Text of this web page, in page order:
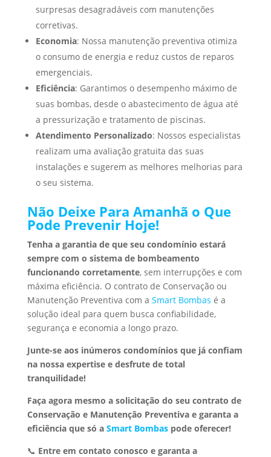
surpresas desagradáveis com manutenções
corretivas.
Economia: Nossa manutenção preventiva otimiza
o consumo de energia e reduz custos de reparos
emergenciais.
Eficiência: Garantimos o desempenho máximo de
suas bombas, desde o abastecimento de água até
a pressurização e tratamento de piscinas.
Atendimento Personalizado: Nossos especialistas
realizam uma avaliação gratuita das suas
instalações e sugerem as melhores melhorias para
o seu sistema.
Não Deixe Para Amanhã o Que
Pode Prevenir Hoje!
Tenha a garantia de que seu condomínio estará
sempre com o sistema de bombeamento
funcionando corretamente, sem interrupções e com
máxima eficiência. O contrato de Conservação ou
Manutenção Preventiva com a Smart Bombas é a
solução ideal para quem busca confiabilidade,
segurança e economia a longo prazo.
Junte-se aos inúmeros condomínios que já confiam
na nossa expertise e desfrute de total
tranquilidade!
Faça agora mesmo a solicitação do seu contrato de
Conservação e Manutenção Preventiva e garanta a
eficiência que só a Smart Bombaspode oferecer!
📞 Entre em contato conosco e garanta a